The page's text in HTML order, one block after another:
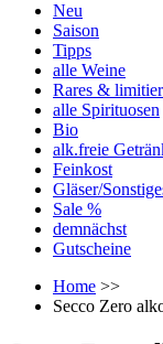
Neu
Saison
Tipps
alle Weine
Rares &
alle Spirituosen
Bio
alk.freie
Feinkost
Gläser/
Sale %
demnächst
Gutscheine
Home >>
Secco Zero